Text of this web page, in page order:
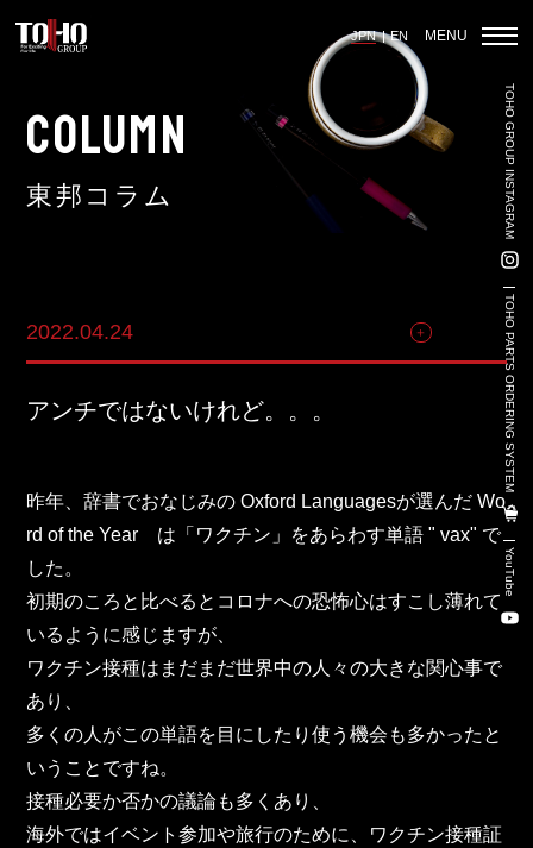
JPN EN MENU
中古車販売事業
輸出入事業
新卒・キャリア採用コンサルティング事業
人材紹介事業
DX事業
株式会社 東邦ホールディングス
東邦自動車 株式会社
TOHO GROUP INSTAGRAM
TOHO PARTS ORDERING SYSTEM
YouTube
COLUMN
東邦コラム
2022.04.24 その他
アンチではないけれど。。。
昨年、辞書でおなじみの Oxford Languagesが選んだ Wo
rd of the Year　は「ワクチン」をあらわす単語 " vax" で
した。
初期のころと比べるとコロナへの恐怖心はすこし薄れて
いるように感じますが、
ワクチン接種はまだまだ世界中の人々の大きな関心事で
あり、
多くの人がこの単語を目にしたり使う機会も多かったと
いうことですね。
接種必要か否かの議論も多くあり、
海外ではイベント参加や旅行のために、ワクチン接種証